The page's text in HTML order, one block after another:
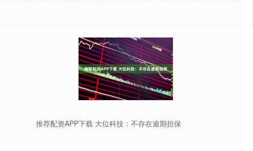
推荐配资APP下载 大位科技：不存在逾期担保